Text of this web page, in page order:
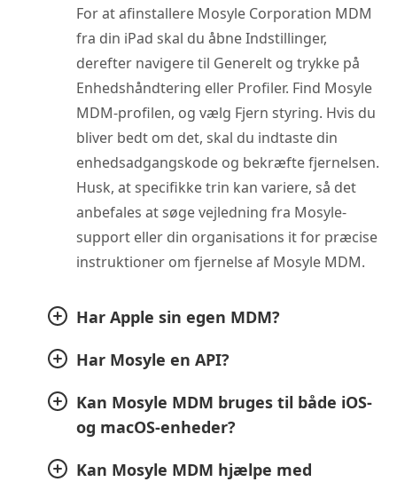
For at afinstallere Mosyle Corporation MDM
fra din iPad skal du åbne Indstillinger,
derefter navigere til Generelt og trykke på
Enhedshåndtering eller Profiler. Find Mosyle
MDM-profilen, og vælg Fjern styring. Hvis du
bliver bedt om det, skal du indtaste din
enhedsadgangskode og bekræfte fjernelsen.
Husk, at specifikke trin kan variere, så det
anbefales at søge vejledning fra Mosyle-
support eller din organisations it for præcise
instruktioner om fjernelse af Mosyle MDM.
Har Apple sin egen MDM?
Har Mosyle en API?
Kan Mosyle MDM bruges til både iOS-
og macOS-enheder?
Kan Mosyle MDM hjælpe med